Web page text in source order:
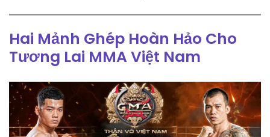
Hai Mảnh Ghép Hoàn Hảo Cho
Tương Lai MMA Việt Nam